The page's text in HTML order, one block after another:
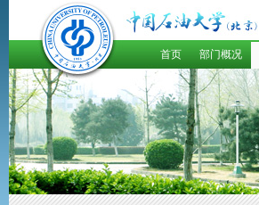
首页 部门概况